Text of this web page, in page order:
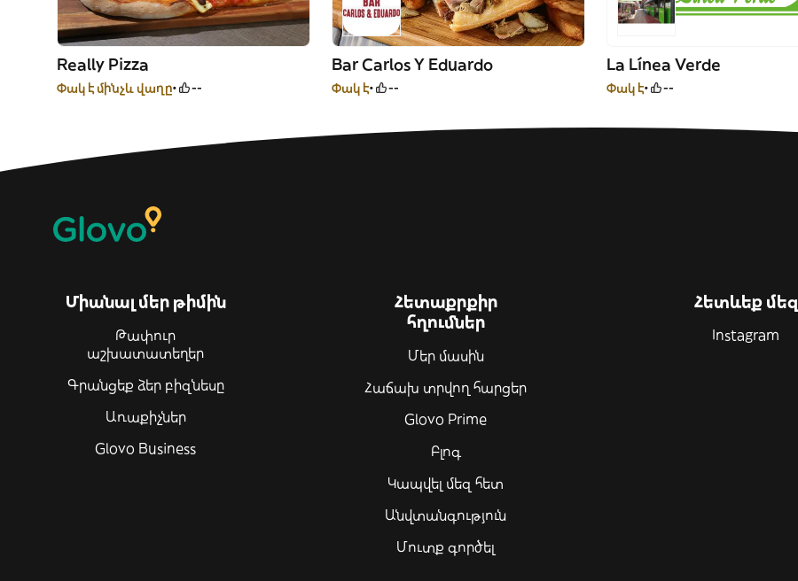
Really Pizza
Փակ է մինչև վաղը --
Bar Carlos Y Eduardo
Փակ է --
La Línea Verde
Փակ է --
Միանալ մեր թիմին
Թափուր
աշխատատեղեր
Գրանցեք ձեր բիզնեսը
Առաքիչներ
Glovo Business
Հետաքրքիր
հղումներ
Մեր մասին
Հաճախ տրվող հարցեր
Glovo Prime
Բլոգ
Կապվել մեզ հետ
Անվտանգություն
Մուտք գործել
Հետևեք մեզ
Instagram